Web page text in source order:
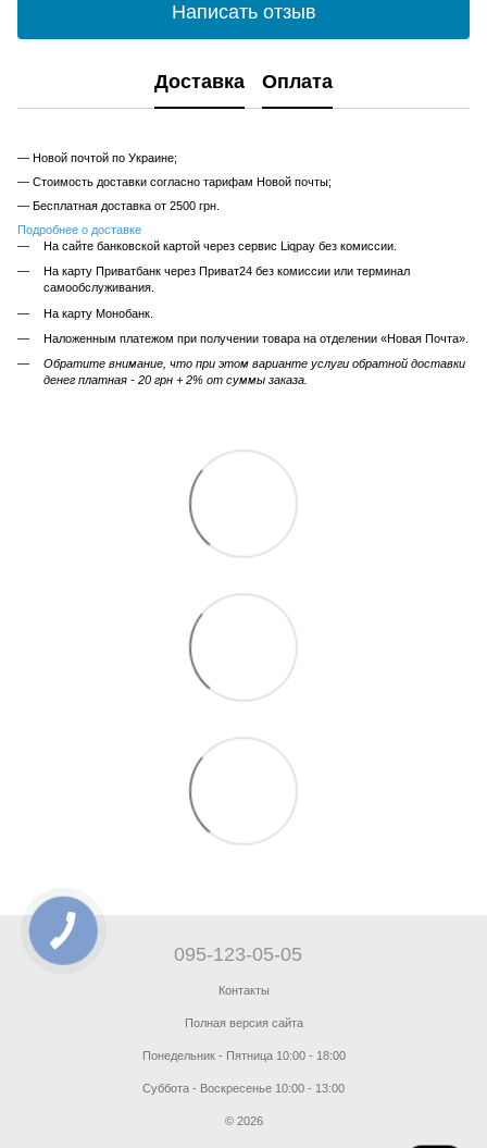
Написать отзыв
Доставка Оплата
— Новой почтой по Украине;
— Стоимость доставки согласно тарифам Новой почты;
— Бесплатная доставка от 2500 грн.
Подробнее о доставке
На сайте банковской картой через сервис Liqpay без комиссии.
На карту Приватбанк через Приват24 без комиссии или терминал
самообслуживания.
На карту Монобанк.
Наложенным платежом при получении товара на отделении «Новая Почта».
Обратите внимание, что при этом варианте услуги обратной доставки
денег платная - 20 грн + 2% от суммы заказа.
095-123-05-05
Контакты
Полная версия сайта
Понедельник - Пятница 10:00 - 18:00
Суббота - Воскресенье 10:00 - 13:00
© 2026